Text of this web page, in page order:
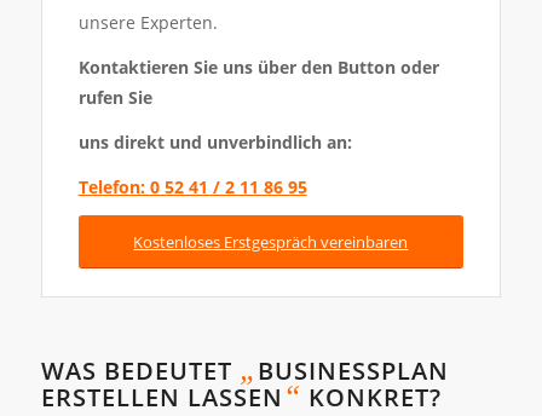
unsere Experten.
Kontaktieren Sie uns über den Button oder
rufen Sie
uns direkt und unverbindlich an:
Telefon: 0 52 41 / 2 11 86 95
Kostenloses Erstgespräch vereinbaren
WAS BEDEUTET „BUSINESSPLAN
ERSTELLEN LASSEN “ KONKRET?